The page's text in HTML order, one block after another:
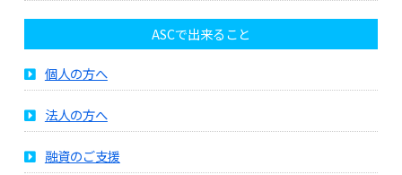
ASCで出来ること
個人の方へ
法人の方へ
融資のご支援